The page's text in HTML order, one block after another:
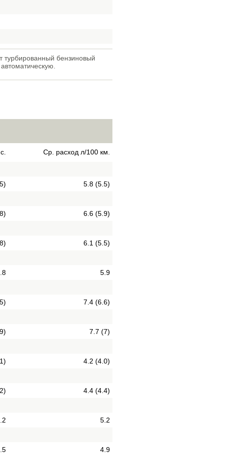
турбированный бензиновый
Ср. расход л/100 км.
5.8 (5.5)
6.6 (5.9)
6.1 (5.5)
5.9
7.4 (6.6)
7.7 (7)
4.2 (4.0)
4.4 (4.4)
5.2
4.9